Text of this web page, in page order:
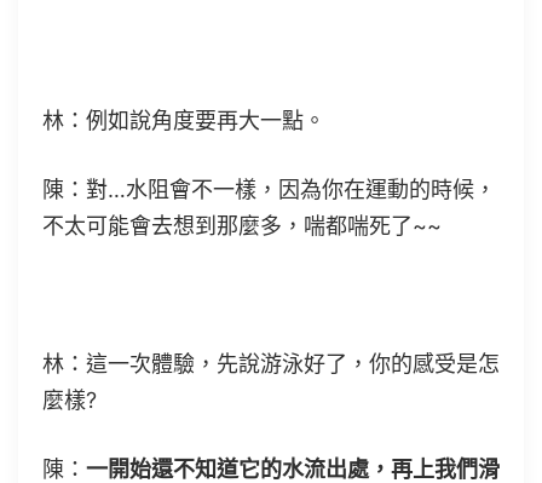
林：例如說角度要再大一點。
陳：對…水阻會不一樣，因為你在運動的時候，
不太可能會去想到那麼多，喘都喘死了~~
林：這一次體驗，先說游泳好了，你的感受是怎
麼樣?
陳： 一開始還不知道它的水流出處，再上我們滑